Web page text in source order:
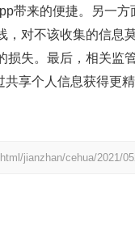
带来的便捷。另一
对不该收集的信息
失。最后，相关监
享个人信息获得更
jianzhan/cehua/2021/